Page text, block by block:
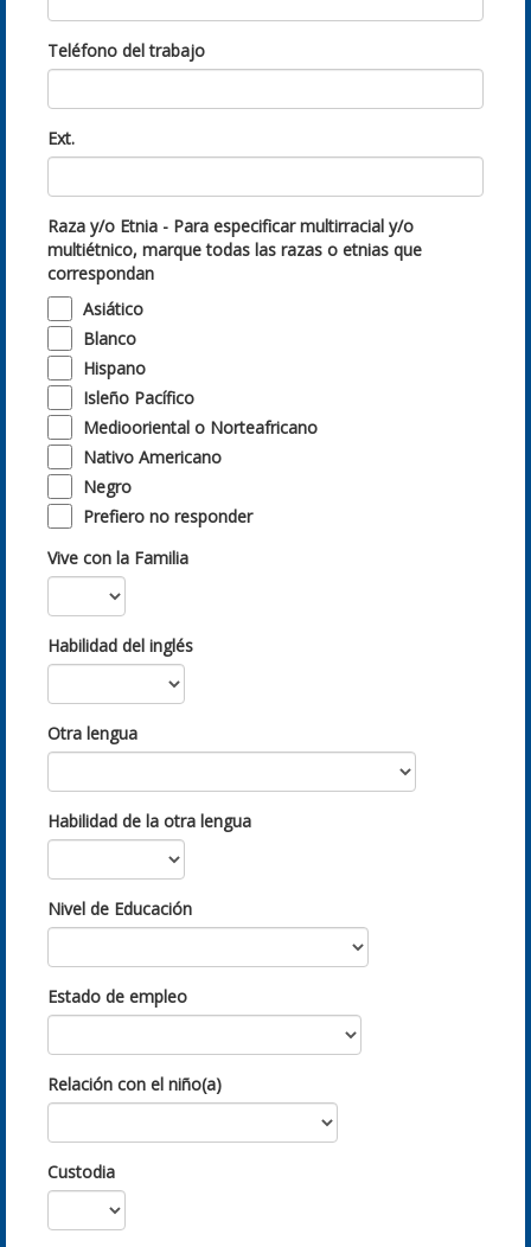
Teléfono del trabajo
Ext.
Raza y/o Etnia - Para especificar multirracial y/o
multiétnico, marque todas las razas o etnias que
correspondan
Asiático
Blanco
Hispano
Isleño Pacífico
Mediooriental o Norteafricano
Nativo Americano
Negro
Prefiero no responder
Vive con la Familia
Habilidad del inglés
Otra lengua
Habilidad de la otra lengua
Nivel de Educación
Estado de empleo
Relación con el niño(a)
Custodia